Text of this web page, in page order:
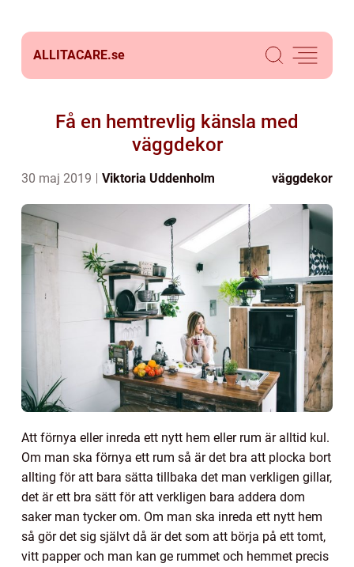
ALLITACARE.se
Få en hemtrevlig känsla med
väggdekor
30 maj 2019 Viktoria Uddenholm väggdekor
Att förnya eller inreda ett nytt hem eller rum är alltid kul.
Om man ska förnya ett rum så är det bra att plocka bort
allting för att bara sätta tillbaka det man verkligen gillar,
det är ett bra sätt för att verkligen bara addera dom
saker man tycker om. Om man ska inreda ett nytt hem
så gör det sig självt då är det som att börja på ett tomt,
vitt papper och man kan ge rummet och hemmet precis